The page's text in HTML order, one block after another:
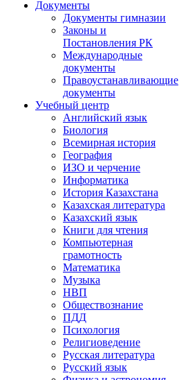
Документы
Документы гимназии
Законы и
Постановления РК
Международные
документы
Правоустанавливающие
документы
Учебный центр
Английский язык
Биология
Всемирная история
География
ИЗО и черчение
Информатика
История Казахстана
Казахская литература
Казахский язык
Книги для чтения
Компьютерная
грамотность
Математика
Музыка
НВП
Обществознание
ПДД
Психология
Религиоведение
Русская литература
Русский язык